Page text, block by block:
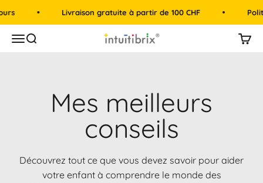
Passer au contenuLivraison gratuite à partir de 100 CHF
MenuRecherche intuitibrix.ch | Spielend Mathe lernen
Mes meilleurs
conseils
Découvrez tout ce que vous devez savoir pour aider
votre enfant à comprendre le monde des